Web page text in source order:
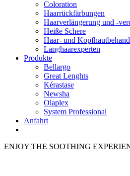
Coloration
Haarrückfärbungen
Haarverlängerung und -
Heiße Schere
Haar- und
Langhaarexperten
Produkte
Bellargo
Great Lenghts
Kérastase
Newsha
Olaplex
System Professional
Anfahrt
ENJOY THE SOOTHING